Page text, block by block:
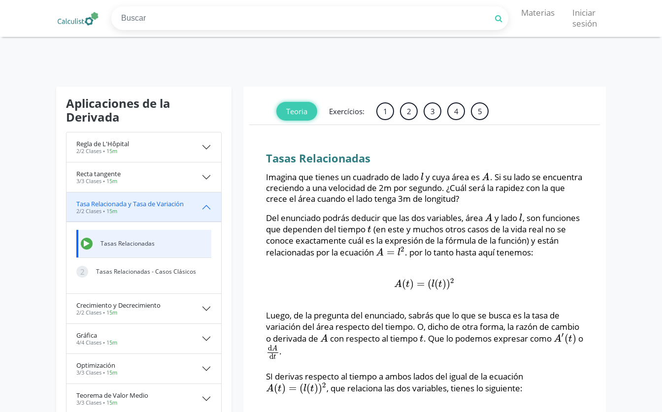
Materias
Iniciar
sesión
Aplicaciones de la
Derivada
Regla de L'Hôpital
2/2 Clases • 15m
Recta tangente
3/3 Clases • 15m
Tasa Relacionada y Tasa de Variación
2/2 Clases • 15m
Tasas Relacionadas
2 Tasas Relacionadas - Casos Clásicos
Crecimiento y Decrecimiento
2/2 Clases • 15m
Gráfica
4/4 Clases • 15m
Optimización
3/3 Clases • 15m
Teorema de Valor Medio
3/3 Clases • 15m
Teoria Exercícios: 1 2 3 4 5
Tasas Relacionadas
Imagina que tienes un cuadrado de lado l
l y cuya área esA
A . Si su lado se encuentra
creciendo a una velocidad de 2m por segundo. ¿Cuál será la rapidez con la que
crece el área cuando el lado tenga 3m de longitud?
Del enunciado podrás deducir que las dos variables, área A
A y ladol
l, son funciones
que dependen del tiempo t
t (en este y muchos otros casos de la vida real no se
conoce exactamente cuál es la expresión de la fórmula de la función) y están
relacionadas por la ecuación A = l2
A= l2 . por lo tanto hasta aquí tenemos:
A(t) = (l(t))2
A( )=( (t))2
Luego, de la pregunta del enunciado, sabrás que lo que se busca es la tasa de
variación del área respecto del tiempo. O, dicho de otra forma, la razón de cambio
o derivada de A
A con respecto al tiempot
t. Que lo podemos expresar comoA′ (t)
A′( t) o
dA
dt
dAd.
SI derivas respecto al tiempo a ambos lados del igual de la ecuación
A(t) = (l(t))2
A(t)=( (t) 2 , que relaciona las dos variables, tienes lo siguiente: